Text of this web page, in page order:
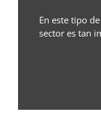
En este tipo
sector es tan